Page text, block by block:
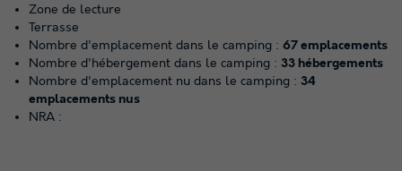
Zone de lecture
Terrasse
Nombre d'emplacement dans le camping : 67 emplacements
Nombre d'hébergement dans le camping : 33 hébergements
Nombre d'emplacement nu dans le camping : 34
emplacements nus
NRA :